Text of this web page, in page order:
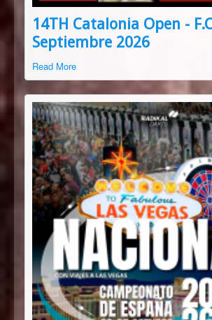
14TH Catalonia Open -
Septiembre 2026
Read More